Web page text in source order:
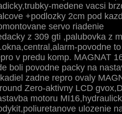
medene vacsi
+podlozky 2cm pod
servo riadenie
z 309 gti ,palubovka z
povodne
v predu komp. MAGNAT
boli povodne packy na
zadne repro ovaly
Zero-aktivny LCD
motoru
ulozenie